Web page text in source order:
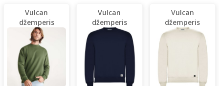
Vulcan
džemperis
Vulcan
džemperis
Vulcan
džemperis